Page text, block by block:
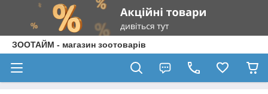
ЗООТАЙМ - магазин зоотоварів